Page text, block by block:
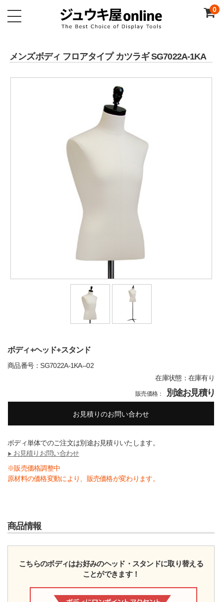
0
メンズボディ フロアタイプ カツラギ SG7022A-1KA
ボディ+ヘッド+スタンド
商品番号：SG7022A-1KA--02
在庫状態：在庫有り
販売価格： 別途お見積り
お見積りのお問い合わせ
ボディ単体でのご注文は別途お見積りいたします。
▶︎ お見積りお問い合わせ
※販売価格調整中
原材料の価格変動により、販売価格が変わります。
商品情報
こちらのボディはお好みのヘッド・スタンドに取り替える
ことができます！